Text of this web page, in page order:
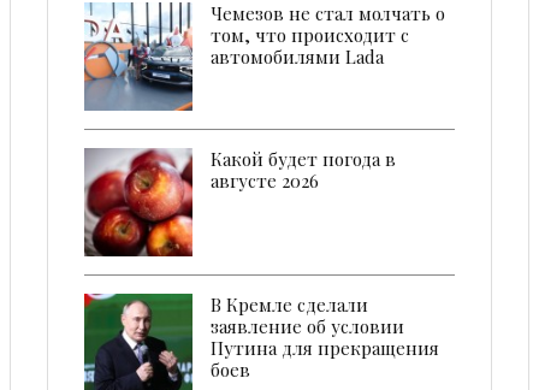
Чемезов не стал молчать о
том, что происходит с
автомобилями Lada
Какой будет погода в
августе 2026
В Кремле сделали
заявление об условии
Путина для прекращения
боев